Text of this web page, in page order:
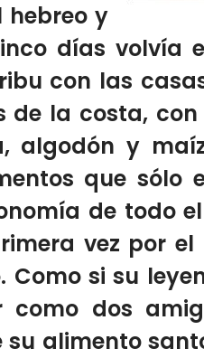
hebreo y
días volvía
con las
de la costa,
algodón y
que
de todo
vez por el
Como si su
como dos
su alimento